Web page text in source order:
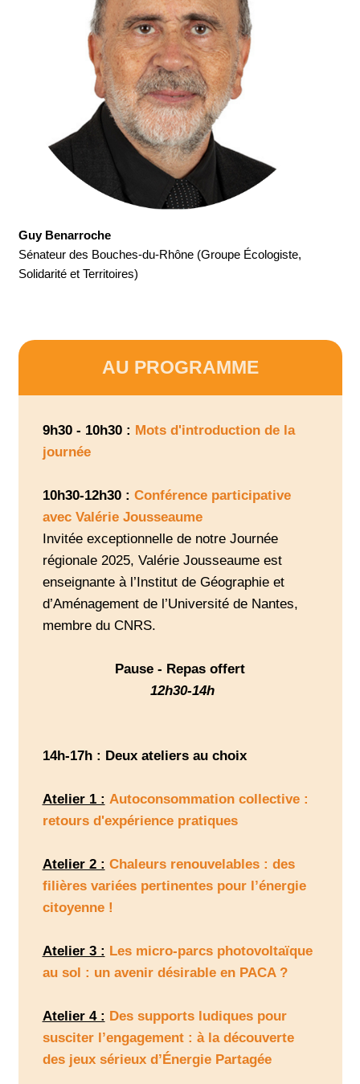
Guy Benarroche
Sénateur des Bouches-du-Rhône (Groupe Écologiste,
Solidarité et Territoires)
AU PROGRAMME
9h30 - 10h30 : Mots d'introduction de la
journée
10h30-12h30 : Conférence participative
avec Valérie Jousseaume
Invitée exceptionnelle de notre Journée
régionale 2025, Valérie Jousseaume est
enseignante à l’Institut de Géographie et
d’Aménagement de l’Université de Nantes,
membre du CNRS.
Pause - Repas offert
12h30-14h
14h-17h : Deux ateliers au choix
Atelier 1 : Autoconsommation collective :
retours d'expérience pratiques
Atelier 2 : Chaleurs renouvelables : des
filières variées pertinentes pour l’énergie
citoyenne !
Atelier 3 : Les micro-parcs photovoltaïque
au sol : un avenir désirable en PACA ?
Atelier 4 : Des supports ludiques pour
susciter l’engagement : à la découverte
des jeux sérieux d’Énergie Partagée